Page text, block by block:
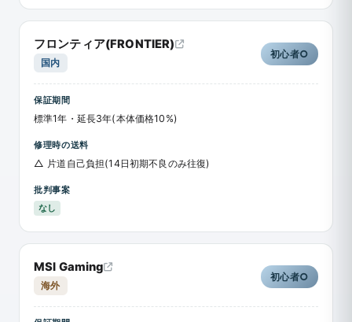
フロンティア(FRONTIER)
国内
保証期間
標準1年・延長3年(本体価格10%)
修理時の送料
△ 片道自己負担(14日初期不良のみ往復)
批判事案
なし
初心者○
MSI Gaming
海外
初心者○